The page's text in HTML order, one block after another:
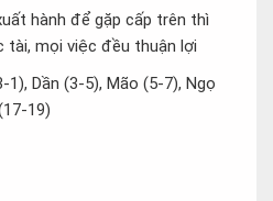
hành để gặp cấp trên thì
mọi việc đều thuận lợi
1), Dần (3-5), Mão (5-7), Ngọ
19)